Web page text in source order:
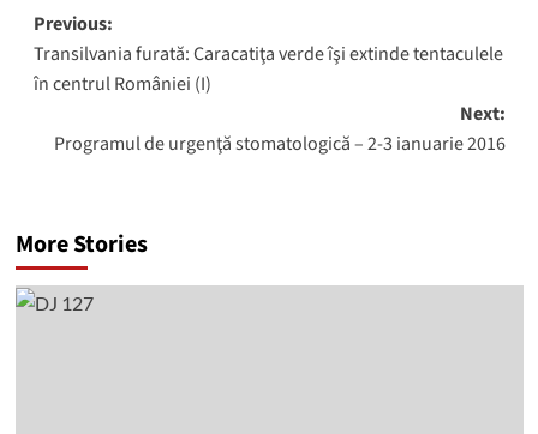
Post
navigation
Previous:
Transilvania furată: Caracatiţa verde îşi extinde tentaculele
în centrul României (I)
Next:
Programul de urgenţă stomatologică – 2-3 ianuarie 2016
More Stories